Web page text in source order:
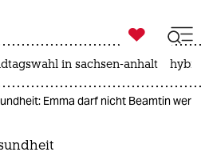
ich
ich

taz zahl ich
in sachsen-anhalt
Emma darf nicht Beamtin